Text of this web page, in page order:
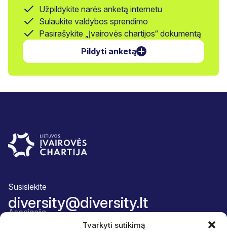
Tvarkyti sutikimą
Užpildykite narės anketą internetu
Sulaukite valdybos sprendimo
Pasirašykite „Įvairovės chartijos“ dokumentą
Pildyti anketą
Susisiekite
diversity@diversity.lt
Asociacija